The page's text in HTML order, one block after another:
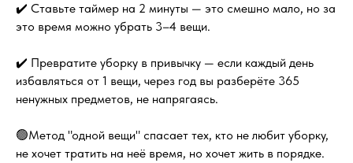
✔️ Ставьте таймер на 2 минуты — это смешно мало, но за
это время можно убрать 3–4 вещи.
✔️ Превратите уборку в привычку — если каждый день
избавляться от 1 вещи, через год вы разберёте 365
ненужных предметов, не напрягаясь.
🟢Метод "одной вещи" спасает тех, кто не любит уборку,
не хочет тратить на неё время, но хочет жить в порядке.